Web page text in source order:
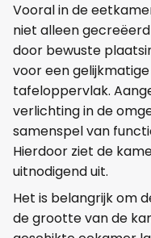
Vooral in de
niet alleen
door bewuste
voor een
tafeloppervlak.
verlichting in de
samenspel van
Hierdoor ziet de
uitnodigend uit.
Het is belangrijk om
de grootte van de